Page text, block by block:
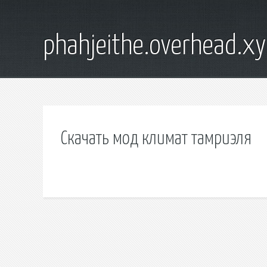
Скачать мод климат тамриэля